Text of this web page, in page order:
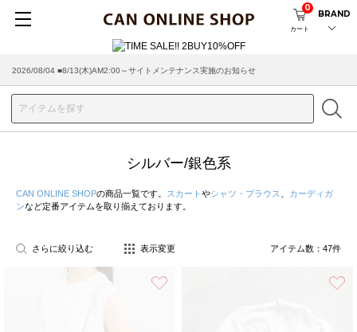
カート
0
BRAND
2026/08/04 ■8/13(木)AM2:00～サイトメンテナンス実施のお知らせ
シルバー/銀色系
CAN ONLINE SHOPの商品一覧です。 スカート やシャツ・ブラウス
カーディガ
ンなど定番アイテムを取り揃えております。
さらに絞り込む 表示変更 アイテム数： 47件